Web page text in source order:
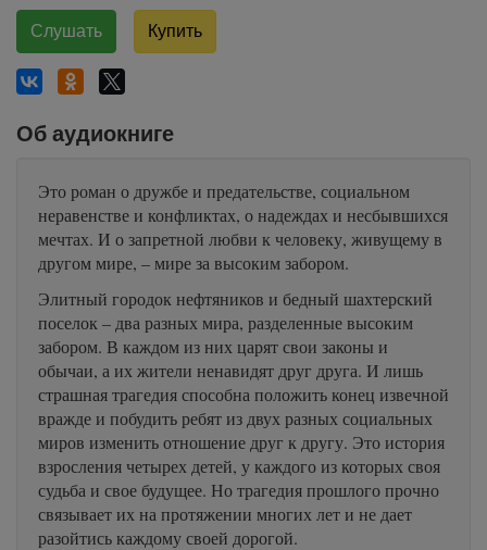
Слушать Купить
Об аудиокниге
Это роман о дружбе и предательстве, социальном
неравенстве и конфликтах, о надеждах и несбывшихся
мечтах. И о запретной любви к человеку, живущему в
другом мире, – мире за высоким забором.
Элитный городок нефтяников и бедный шахтерский
поселок – два разных мира, разделенные высоким
забором. В каждом из них царят свои законы и
обычаи, а их жители ненавидят друг друга. И лишь
страшная трагедия способна положить конец извечной
вражде и побудить ребят из двух разных социальных
миров изменить отношение друг к другу. Это история
взросления четырех детей, у каждого из которых своя
судьба и свое будущее. Но трагедия прошлого прочно
связывает их на протяжении многих лет и не дает
разойтись каждому своей дорогой.